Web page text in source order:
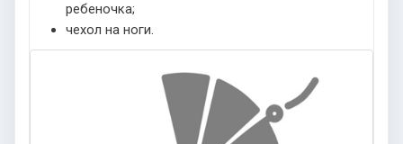
ребеночка;
чехол на ноги.